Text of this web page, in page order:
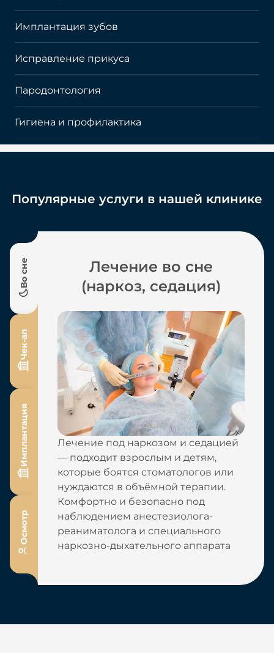
Имплантация зубов
Исправление прикуса
Пародонтология
Гигиена и профилактика
Популярные услуги в нашей клинике
Во сне
Чек-ап
Имплантация
Осмотр
Лечение во сне
(наркоз, седация)
Лечение под наркозом и седацией
— подходит взрослым и детям,
которые боятся стоматологов или
нуждаются в объёмной терапии.
Комфортно и безопасно под
наблюдением анестезиолога-
реаниматолога и специального
наркозно-дыхательного аппарата